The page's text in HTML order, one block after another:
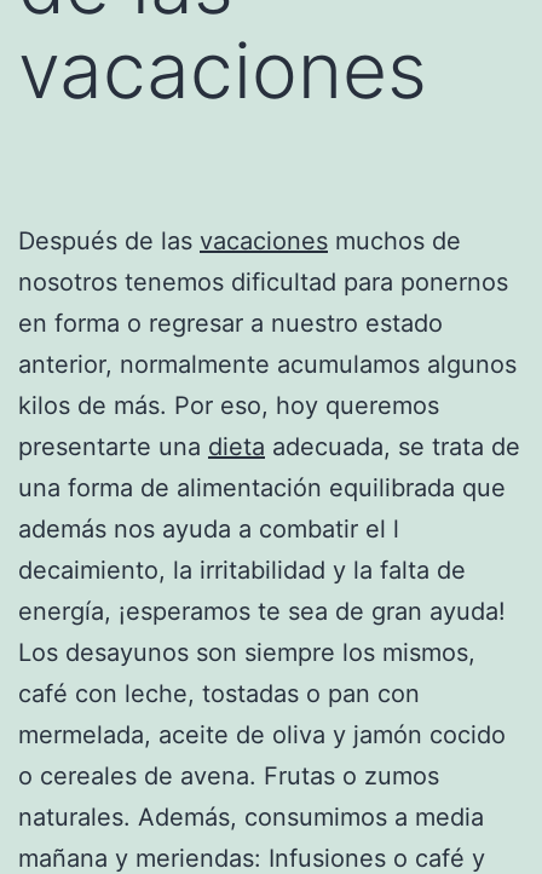
vacaciones
Después de las vacaciones muchos de
nosotros tenemos dificultad para ponernos
en forma o regresar a nuestro estado
anterior, normalmente acumulamos algunos
kilos de más. Por eso, hoy queremos
presentarte una dieta adecuada, se trata de
una forma de alimentación equilibrada que
además nos ayuda a combatir el l
decaimiento, la irritabilidad y la falta de
energía, ¡esperamos te sea de gran ayuda!
Los desayunos son siempre los mismos,
café con leche, tostadas o pan con
mermelada, aceite de oliva y jamón cocido
o cereales de avena. Frutas o zumos
naturales. Además, consumimos a media
mañana y meriendas: Infusiones o café y